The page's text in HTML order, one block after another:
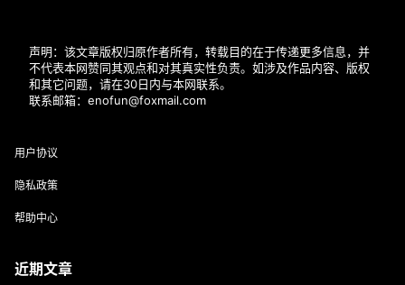
声明：该文章版权归原作者所有，转载目的在于传递更多信息，并
不代表本网赞同其观点和对其真实性负责。如涉及作品内容、版权
和其它问题，请在30日内与本网联系。
联系邮箱：enofun@foxmail.com
用户协议
隐私政策
帮助中心
近期文章